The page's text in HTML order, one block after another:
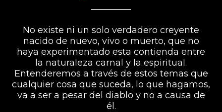
No existe ni un solo verdadero creyente
nacido de nuevo, vivo o muerto, que no
haya experimentado esta contienda entre
la naturaleza carnal y la espiritual.
Entenderemos a través de estos temas que
cualquier cosa que suceda, lo que hagamos,
va a ser a pesar del diablo y no a causa de
él.